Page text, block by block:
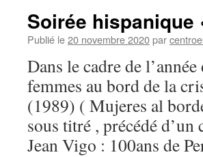
Soirée hispanique
Publié le20 novembre 2020par
Dans le cadre de
femmes au bord de la
(1989) ( Mujeres al
sous titré , précédé
Jean Vigo : 100ans de